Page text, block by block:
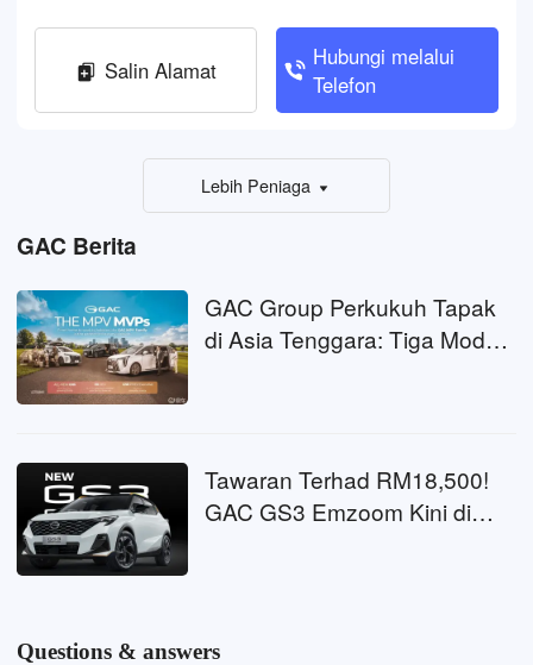
Salin Alamat
Hubungi melalui
Telefon
Lebih Peniaga
GAC Berita
GAC Group Perkukuh Tapak
di Asia Tenggara: Tiga Model
Tawaran Terhad RM18,500!
GAC GS3 Emzoom Kini di
Questions & answers